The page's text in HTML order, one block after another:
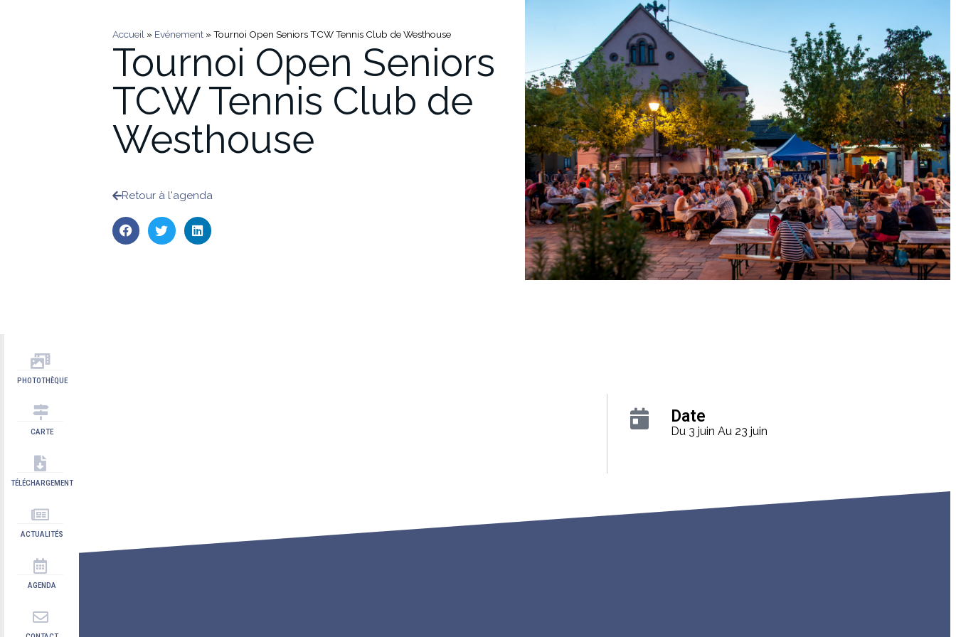
PHOTOTHÈQUE
CARTE
TÉLÉCHARGEMENT
ACTUALITÉS
AGENDA
Accueil » Evénement »Tournoi Open Seniors TCW Tennis Club de Westhouse
Tournoi Open Seniors
TCW Tennis Club de
Westhouse
Retour à l'agenda
Date
Du 3 juin Au 23 juin